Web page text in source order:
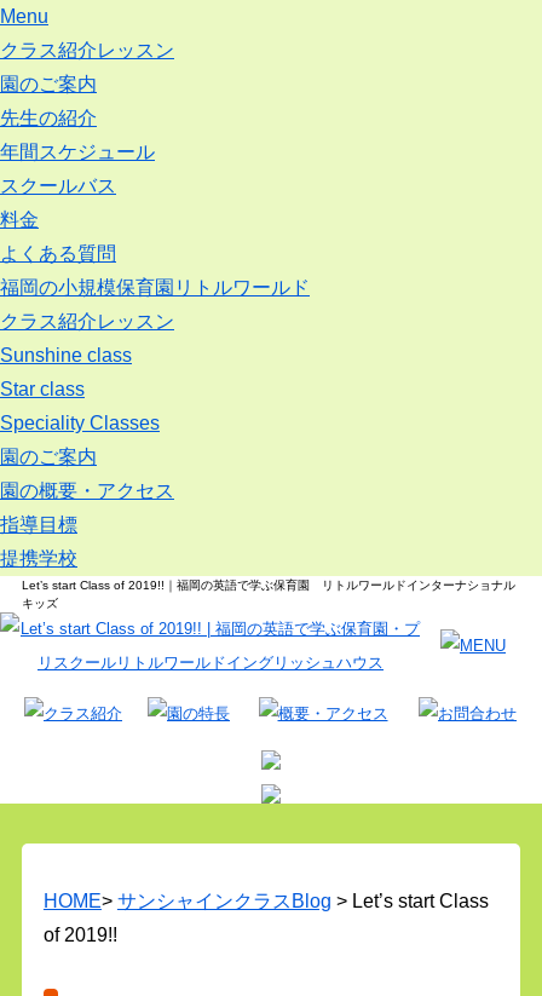
Menu
クラス紹介レッスン
園のご案内
先生の紹介
年間スケジュール
スクールバス
料金
よくある質問
福岡の小規模保育園リトルワールド
クラス紹介レッスン
Sunshine class
Star class
Speciality Classes
園のご案内
園の概要・アクセス
指導目標
提携学校
Let’s start Class of 2019!!｜福岡の英語で学ぶ保育園 リトルワールドインターナショナル
キッズ
HOME> サンシャインクラスBlog > Let’s start Class
of 2019!!